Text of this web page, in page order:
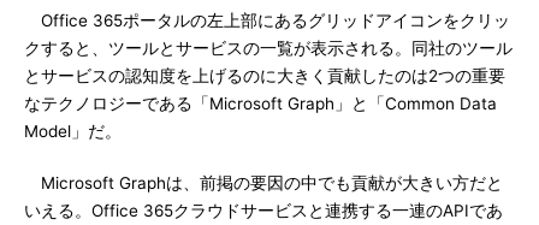
Office 365ポータルの左上部にあるグリッドアイコンをクリッ
クすると、ツールとサービスの一覧が表示される。同社のツール
とサービスの認知度を上げるのに大きく貢献したのは2つの重要
なテクノロジーである「Microsoft Graph」と「Common Data
Model」だ。
Microsoft Graphは、前掲の要因の中でも貢献が大きい方だと
いえる。Office 365クラウドサービスと連携する一連のAPIであ